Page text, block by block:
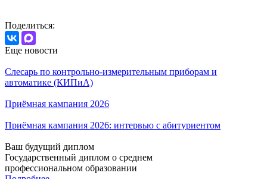
Поделиться:
Еще новости
Слесарь по контрольно-измерительным приборам и
автоматике (КИПиА)
Приёмная кампания 2026
Приёмная кампания 2026: интервью с абитуриентом
Ваш будущий диплом
Государственный диплом о среднем
профессиональном образовании